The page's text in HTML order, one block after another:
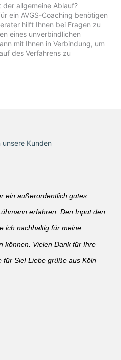
allgemeine Ablauf?
ein AVGS-Coaching benötigen
hilft Ihnen bei Fragen zu
eines unverbindlichen
mit Ihnen in Verbindung, um
des Verfahrens zu
unsere Kunden
ein außerordentlich gutes
erfahren. Den Input den
ich nachhaltig für meine
können. Vielen Dank für Ihre
für Sie! Liebe grüße aus Köln